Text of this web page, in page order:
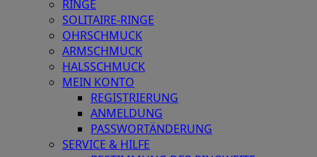
RINGE
SOLITAIRE-RINGE
OHRSCHMUCK
ARMSCHMUCK
HALSSCHMUCK
MEIN KONTO
REGISTRIERUNG
ANMELDUNG
PASSWORTÄNDERUNG
SERVICE & HILFE